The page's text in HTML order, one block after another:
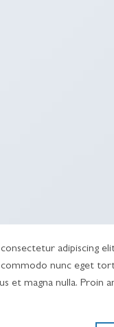
adipiscing
nunc eget
et magna nulla.